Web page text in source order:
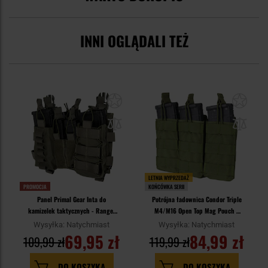
INNI OGLĄDALI TEŻ
PROMOCJA
Panel Primal Gear Inta do
kamizelek taktycznych - Ranger
Green
Wysyłka: Natychmiast
69,95 zł
109,99 zł
LETNIA WYPRZEDAŻ
KOŃCÓWKA SERII
Potrójna ładownica Condor Triple
M4/M16 Open Top Mag Pouch -
Olive Drab
Wysyłka: Natychmiast
84,99 zł
119,99 zł